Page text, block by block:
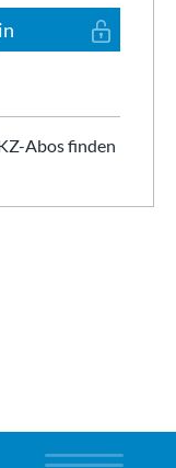
Abos finden